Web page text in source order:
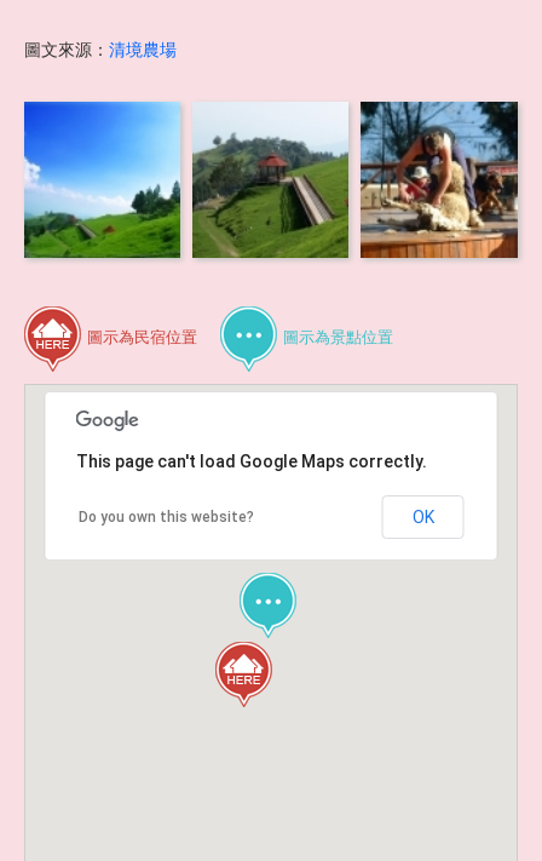
圖文來源： 清境農場
圖示為民宿位置 圖示為景點位置
This page can't load Google Maps correctly.
Do you own this website? OK